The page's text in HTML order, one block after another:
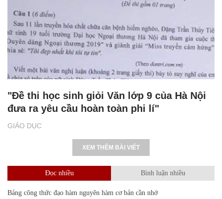
GIÁO DỤC
"Đề thi học sinh giỏi Văn lớp 9 của Hà Nội
đưa ra yêu cầu hoàn toàn phi lí"
XEM THÊM BÀI VIẾT
Đọc nhiều Bình luận nhiều
Bảng công thức đạo hàm nguyên hàm cơ bản cần nhớ